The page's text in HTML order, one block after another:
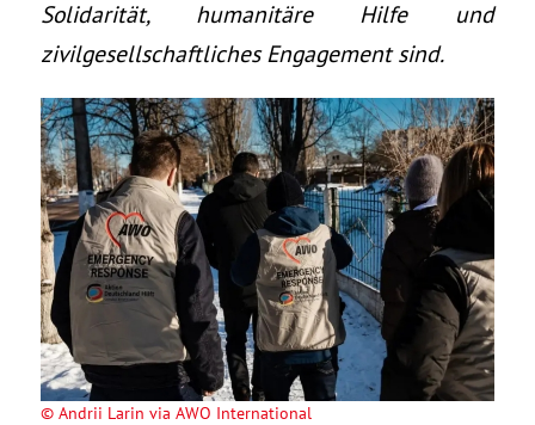
Solidarität, humanitäre Hilfe und
zivilgesellschaftliches Engagement sind.
©Andrii Larin via AWO International